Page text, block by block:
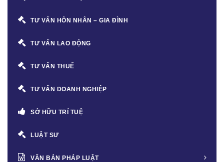
TƯ VẤN HÔN NHÂN – GIA ĐÌNH
TƯ VẤN LAO ĐỘNG
TƯ VẤN THUẾ
TƯ VẤN DOANH NGHIỆP
SỞ HỮU TRÍ TUỆ
LUẬT SƯ
VĂN BẢN PHÁP LUẬT